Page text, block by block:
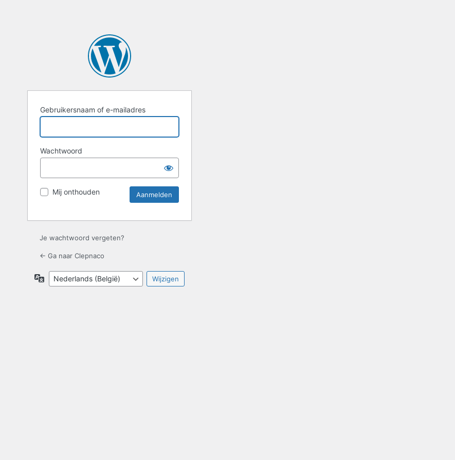
Gebruikersnaam of e-mailadres
Wachtwoord
Mij onthouden
Je wachtwoord vergeten?
← Ga naar Clepnaco
Taal